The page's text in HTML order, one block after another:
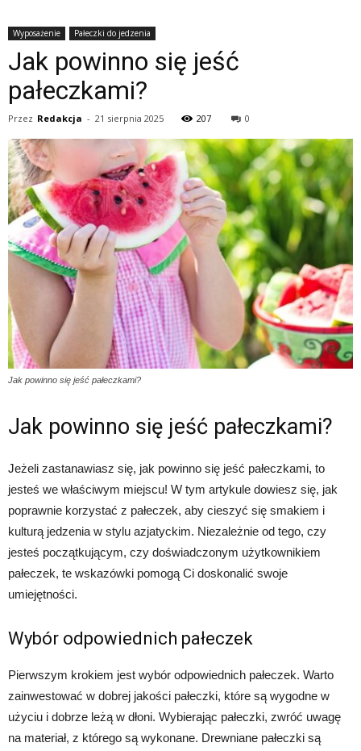
Wyposażenie Pałeczki do jedzenia
Jak powinno się jeść
pałeczkami?
Przez Redakcja - 21 sierpnia 2025 207 0
Jak powinno się jeść pałeczkami?
Jak powinno się jeść pałeczkami?
Jeżeli zastanawiasz się, jak powinno się jeść pałeczkami, to
jesteś we właściwym miejscu! W tym artykule dowiesz się, jak
poprawnie korzystać z pałeczek, aby cieszyć się smakiem i
kulturą jedzenia w stylu azjatyckim. Niezależnie od tego, czy
jesteś początkującym, czy doświadczonym użytkownikiem
pałeczek, te wskazówki pomogą Ci doskonalić swoje
umiejętności.
Wybór odpowiednich pałeczek
Pierwszym krokiem jest wybór odpowiednich pałeczek. Warto
zainwestować w dobrej jakości pałeczki, które są wygodne w
użyciu i dobrze leżą w dłoni. Wybierając pałeczki, zwróć uwagę
na materiał, z którego są wykonane. Drewniane pałeczki są